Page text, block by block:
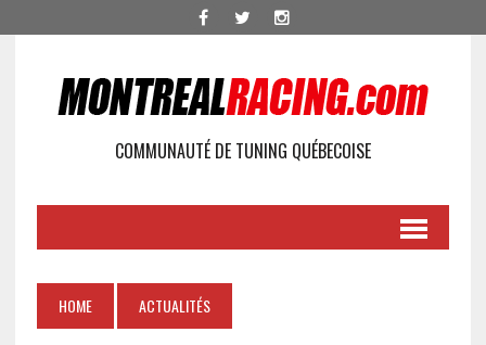
COMMUNAUTÉ DE TUNING QUÉBECOISE
HOME ACTUALITÉS